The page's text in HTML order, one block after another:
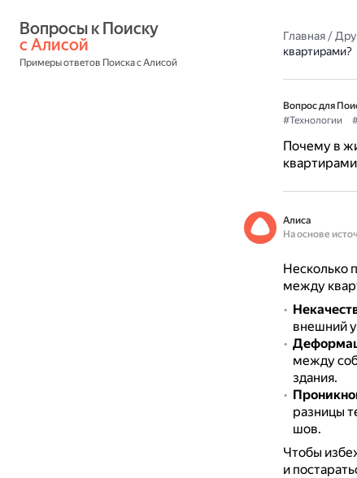
с Алисой
Примеры ответов Поиска с Алисой
Главная/
квартирами?
Вопрос для
#Технологии
Почему в
Алиса
На основе
Несколько
между
внешний
между
здания.
разницы
шов.
Чтобы
и